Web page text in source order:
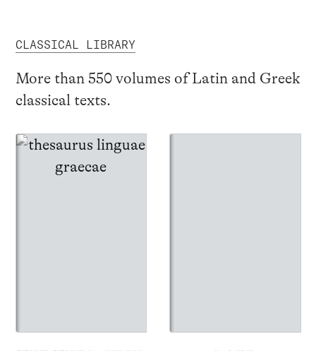
CLASSICAL LIBRARY
More than 550 volumes of Latin and Greek
classical texts.